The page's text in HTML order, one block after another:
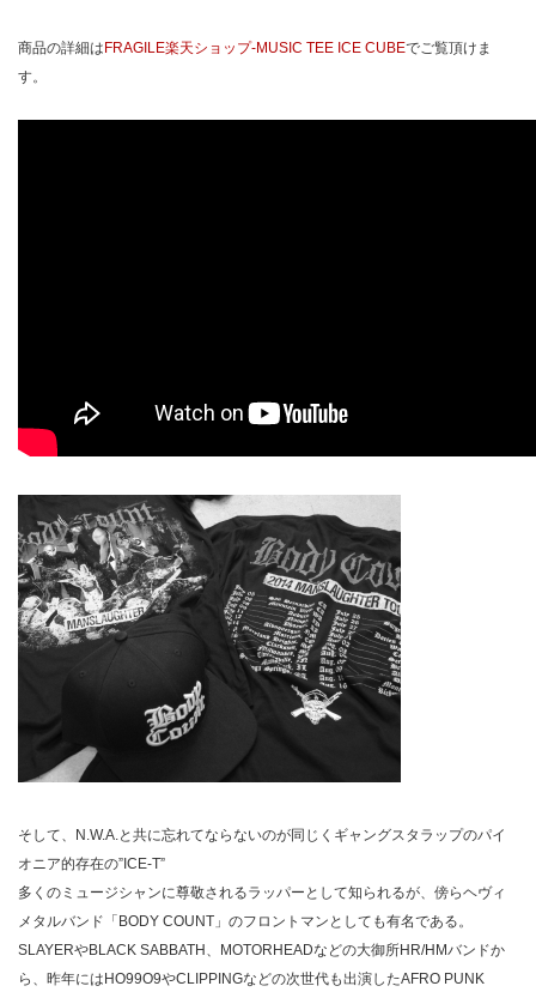
商品の詳細は FRAGILE楽天ショップ-MUSIC TEE ICE CUBEでご覧頂けま
す。
そして、N.W.A.と共に忘れてならないのが同じくギャングスタラップのパイ
オニア的存在の”ICE-T”
多くのミュージシャンに尊敬されるラッパーとして知られるが、傍らヘヴィ
メタルバンド「BODY COUNT」のフロントマンとしても有名である。
SLAYERやBLACK SABBATH、MOTORHEADなどの大御所HR/HMバンドか
ら、昨年にはHO99O9やCLIPPINGなどの次世代も出演したAFRO PUNK